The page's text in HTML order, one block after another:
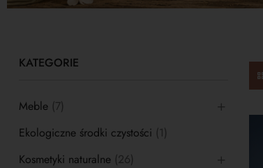
KATEGORIE
Meble (7)
Ekologiczne środki czystości (1)
Kosmetyki naturalne (26)